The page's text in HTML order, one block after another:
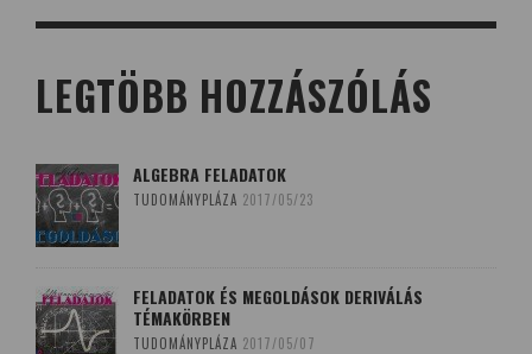
LEGTÖBB HOZZÁSZÓLÁS
ALGEBRA FELADATOK
TUDOMÁNYPLÁZA 2017/05/23
FELADATOK ÉS MEGOLDÁSOK DERIVÁLÁS
TÉMAKÖRBEN
TUDOMÁNYPLÁZA 2017/05/07